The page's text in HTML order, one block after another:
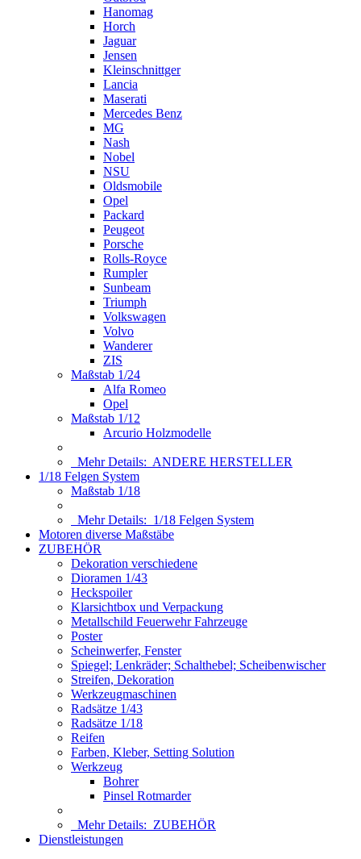
Hanomag
Horch
Jaguar
Jensen
Kleinschnittger
Lancia
Maserati
Mercedes Benz
MG
Nash
Nobel
NSU
Oldsmobile
Opel
Packard
Peugeot
Porsche
Rolls-Royce
Rumpler
Sunbeam
Triumph
Volkswagen
Volvo
Wanderer
ZIS
Maßstab 1/24
Alfa Romeo
Opel
Maßstab 1/12
Arcurio Holzmodelle
Mehr Details: ANDERE HERSTELLER
1/18 Felgen System
Maßstab 1/18
Mehr Details: 1/18 Felgen System
Motoren diverse Maßstäbe
ZUBEHÖR
Dekoration verschiedene
Dioramen 1/43
Heckspoiler
Klarsichtbox und Verpackung
Metallschild Feuerwehr Fahrzeuge
Poster
Scheinwerfer, Fenster
Spiegel; Lenkräder; Schalthebel; Scheibenwischer
Streifen, Dekoration
Werkzeugmaschinen
Radsätze 1/43
Radsätze 1/18
Reifen
Farben, Kleber, Setting Solution
Werkzeug
Bohrer
Pinsel Rotmarder
Mehr Details: ZUBEHÖR
Dienstleistungen